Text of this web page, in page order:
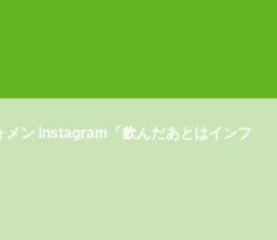
メン Instagram「飲んだあとはインフ